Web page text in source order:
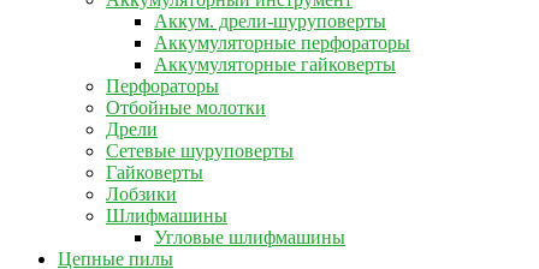
Аккум. дрели-шуруповерты
Аккумуляторные перфораторы
Аккумуляторные гайковерты
Перфораторы
Отбойные молотки
Дрели
Сетевые шуруповерты
Гайковерты
Лобзики
Шлифмашины
Угловые шлифмашины
Цепные пилы